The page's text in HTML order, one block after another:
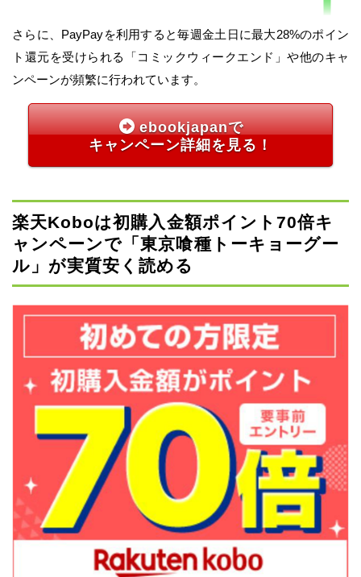
さらに、PayPayを利用すると毎週金土日に最大28%のポイン
ト還元を受けられる「コミックウィークエンド」や他のキャ
ンペーンが頻繁に行われています。
ebookjapanで
キャンペーン詳細を見る！
楽天Koboは初購入金額ポイント70倍キ
ャンペーンで「東京喰種トーキョーグー
ル」が実質安く読める